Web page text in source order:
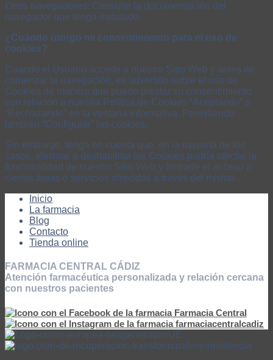
Otros navegadores: Consulte la documentación del
navegador que tenga instalado.
¿Cuándo otorgo mi consentimiento para el uso de
cookies?
Cuando el Usuario accede a nuestro Sitio Web y antes de
comenzar la navegación, es advertido sobre el uso de
Cookies de manera que puede prestar su consentimiento
con relación a nuestra Política de Cookies “Aceptando” o
“Rechazando” en la ventana informativa. Permitiendo
también “Configurar” las cookies.
Sin embargo, tenga en cuenta que, en la mayoría de los
casos, eliminar o deshabilitar las Cookies podría afectar la
funcionalidad de nuestro Sitio Web y limitarle el acceso a
ciertas áreas o servicios ofrecidos a través del mismo.
Inicio
La farmacia
Blog
Contacto
Tienda online
FARMACIA CENTRAL CÁDIZ
Atención farmacéutica personalizada y relación cercana
con nuestros pacientes
Farmacia Central
farmaciacentralcadiz